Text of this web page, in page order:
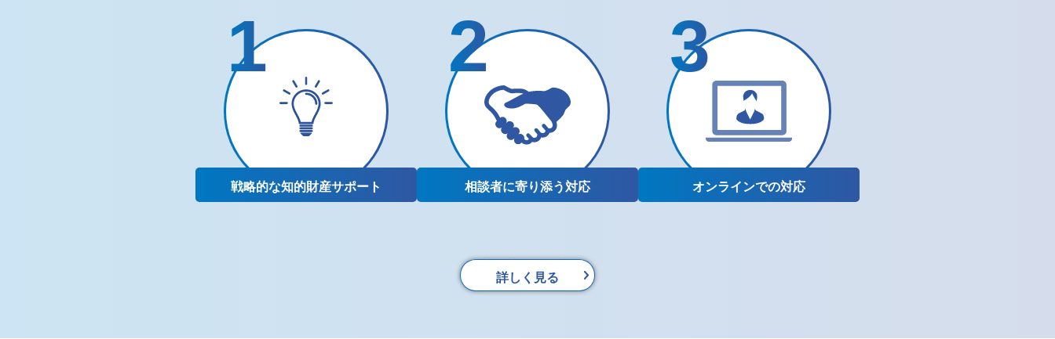
戦略的な知的財産サポート 相談者に寄り添う対応 オンラインでの対応
詳しく見る